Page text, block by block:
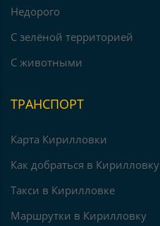
Недорого
С зелёной территорией
С животными
ТРАНСПОРТ
Карта Кирилловки
Как добраться в Кирилловку
Такси в Кирилловке
Маршрутки в Кирилловку